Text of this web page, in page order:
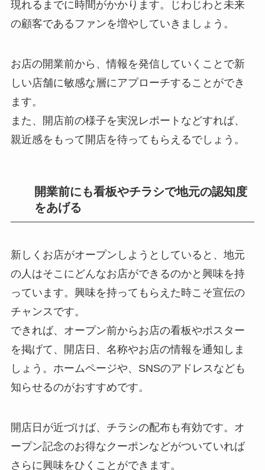
現れるまでに時間がかかります。じわじわと未来
の顧客であるファンを増やしていきましょう。
お店の開業前から、情報を発信していくことで新
しい店舗に敏感な層にアプローチすることができ
ます。
また、開店前の様子を実況レポートなどすれば、
親近感をもって開店を待ってもらえるでしょう。
開業前にも看板やチラシで地元の認知度
をあげる
新しくお店がオープンしようとしていると、地元
の人はそこにどんなお店ができるのかと興味を持
っています。興味を持ってもらえた時こそ宣伝の
チャンスです。
できれば、オープン前からお店の看板やポスター
を掲げて、開店日、名称やお店の情報を通知しま
しょう。ホームページや、SNSのアドレスなども
知らせるのがおすすめです。
開店日が近づけば、チラシの配布も有効です。オ
ープン記念のお得なクーポンなどがついていれば
さらに興味をひくことができます。